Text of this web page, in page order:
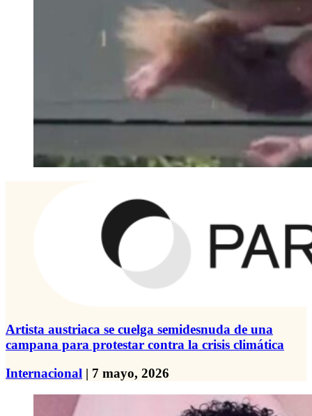
Artista austriaca se cuelga semidesnuda de una
campana para protestar contra la crisis climática
Internacional | 7 mayo, 2026